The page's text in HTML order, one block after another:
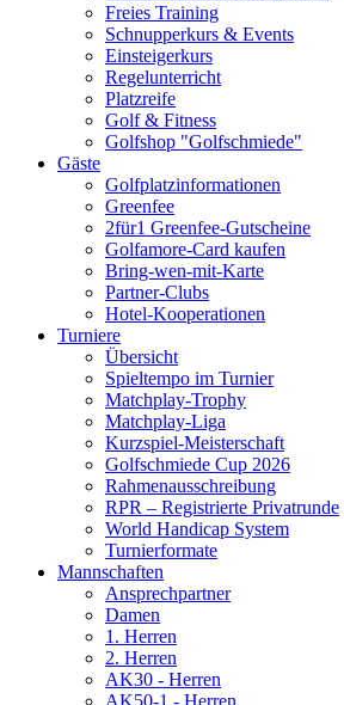
Freies Training
Schnupperkurs & Events
Einsteigerkurs
Regelunterricht
Platzreife
Golf & Fitness
Golfshop "Golfschmiede"
Gäste
Golfplatzinformationen
Greenfee
2für1 Greenfee-Gutscheine
Golfamore-Card kaufen
Bring-wen-mit-Karte
Partner-Clubs
Hotel-Kooperationen
Turniere
Übersicht
Spieltempo im Turnier
Matchplay-Trophy
Matchplay-Liga
Kurzspiel-Meisterschaft
Golfschmiede Cup 2026
Rahmenausschreibung
RPR – Registrierte Privatrunde
World Handicap System
Turnierformate
Mannschaften
Ansprechpartner
Damen
1. Herren
2. Herren
AK30 - Herren
AK50-1 - Herren